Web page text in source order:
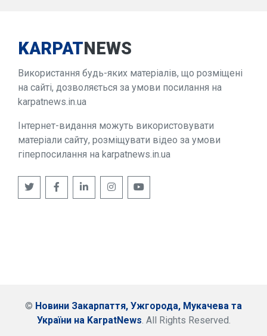
KARPATNEWS
Використання будь-яких матеріалів, що розміщені
на сайті, дозволяється за умови посилання на
karpatnews.in.ua
Інтернет-видання можуть використовувати
матеріали сайту, розміщувати відео за умови
гіперпосилання на karpatnews.in.ua
© Новини Закарпаття, Ужгорода, Мукачева та
України на KarpatNews. All Rights Reserved.